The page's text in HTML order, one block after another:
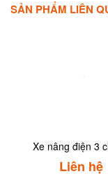
SẢN PHẨM LIÊN
Xe nâng điện 3
tấnToyota
Liên hệ